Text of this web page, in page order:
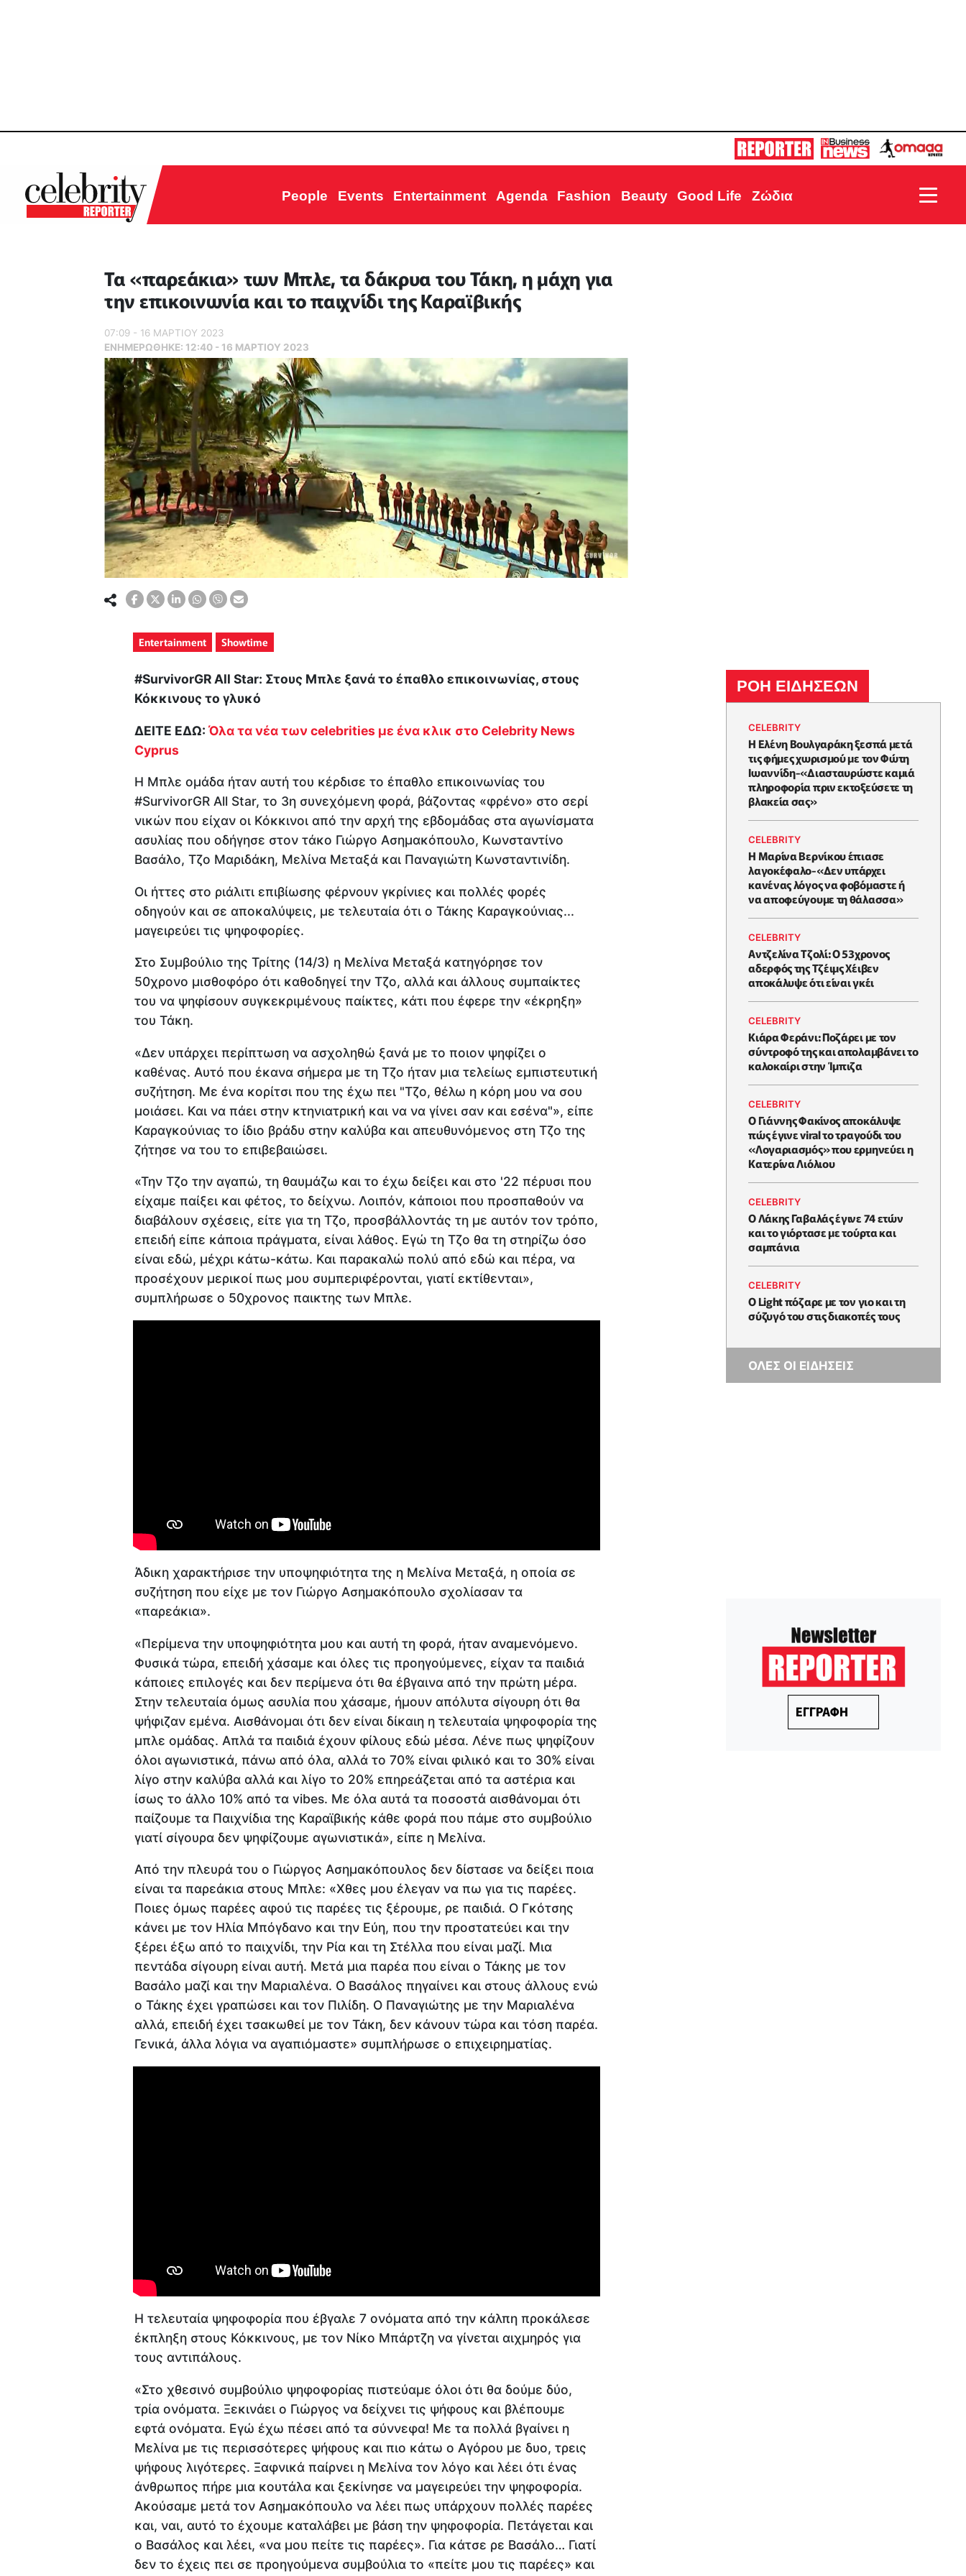
People Events Entertainment Agenda Fashion Beauty Good Life Ζώδια
Τα «παρεάκια» των Μπλε, τα δάκρυα του Τάκη, η μάχη για
την επικοινωνία και το παιχνίδι της Καραϊβικής
07:09 - 16 ΜΑΡΤΙΟΥ 2023
ΕΝΗΜΕΡΏΘΗΚΕ: 12:40 - 16 ΜΑΡΤΙΟΥ 2023
Entertainment Showtime
#SurvivorGR All Star: Στους Μπλε ξανά το έπαθλο επικοινωνίας, στους
Κόκκινους το γλυκό
ΔΕΙΤΕ ΕΔΩ: Όλα τα νέα των celebrities με ένα κλικ στο Celebrity News
Cyprus
Η Μπλε ομάδα ήταν αυτή του κέρδισε το έπαθλο επικοινωνίας του
#SurvivorGR All Star, το 3η συνεχόμενη φορά, βάζοντας «φρένο» στο σερί
νικών που είχαν οι Κόκκινοι από την αρχή της εβδομάδας στα αγωνίσματα
ασυλίας που οδήγησε στον τάκο Γιώργο Ασημακόπουλο, Κωνσταντίνο
Βασάλο, Τζο Μαριδάκη, Μελίνα Μεταξά και Παναγιώτη Κωνσταντινίδη.
Οι ήττες στο ριάλιτι επιβίωσης φέρνουν γκρίνιες και πολλές φορές
οδηγούν και σε αποκαλύψεις, με τελευταία ότι ο Τάκης Καραγκούνιας...
μαγειρεύει τις ψηφοφορίες.
Στο Συμβούλιο της Τρίτης (14/3) η Μελίνα Μεταξά κατηγόρησε τον
50χρονο μισθοφόρο ότι καθοδηγεί την Τζο, αλλά και άλλους συμπαίκτες
του να ψηφίσουν συγκεκριμένους παίκτες, κάτι που έφερε την «έκρηξη»
του Τάκη.
«Δεν υπάρχει περίπτωση να ασχοληθώ ξανά με το ποιον ψηφίζει ο
καθένας. Αυτό που έκανα σήμερα με τη Τζο ήταν μια τελείως εμπιστευτική
συζήτηση. Με ένα κορίτσι που της έχω πει "Τζο, θέλω η κόρη μου να σου
μοιάσει. Και να πάει στην κτηνιατρική και να να γίνει σαν και εσένα"», είπε
Καραγκούνιας το ίδιο βράδυ στην καλύβα και απευθυνόμενος στη Τζο της
ζήτησε να του το επιβεβαιώσει.
«Την Τζο την αγαπώ, τη θαυμάζω και το έχω δείξει και στο '22 πέρυσι που
είχαμε παίξει και φέτος, το δείχνω. Λοιπόν, κάποιοι που προσπαθούν να
διαβάλουν σχέσεις, είτε για τη Τζο, προσβάλλοντάς τη με αυτόν τον τρόπο,
επειδή είπε κάποια πράγματα, είναι λάθος. Εγώ τη Τζο θα τη στηρίζω όσο
είναι εδώ, μέχρι κάτω-κάτω. Και παρακαλώ πολύ από εδώ και πέρα, να
προσέχουν μερικοί πως μου συμπεριφέρονται, γιατί εκτίθενται»,
συμπλήρωσε ο 50χρονος παικτης των Mπλε.
Άδικη χαρακτήρισε την υποψηφιότητα της η Μελίνα Μεταξά, η οποία σε
συζήτηση που είχε με τον Γιώργο Ασημακόπουλο σχολίασαν τα
«παρεάκια».
«Περίμενα την υποψηφιότητα μου και αυτή τη φορά, ήταν αναμενόμενο.
Φυσικά τώρα, επειδή χάσαμε και όλες τις προηγούμενες, είχαν τα παιδιά
κάποιες επιλογές και δεν περίμενα ότι θα έβγαινα από την πρώτη μέρα.
Στην τελευταία όμως ασυλία που χάσαμε, ήμουν απόλυτα σίγουρη ότι θα
ψήφιζαν εμένα. Αισθάνομαι ότι δεν είναι δίκαιη η τελευταία ψηφοφορία της
μπλε ομάδας. Απλά τα παιδιά έχουν φίλους εδώ μέσα. Λένε πως ψηφίζουν
όλοι αγωνιστικά, πάνω από όλα, αλλά το 70% είναι φιλικό και το 30% είναι
λίγο στην καλύβα αλλά και λίγο το 20% επηρεάζεται από τα αστέρια και
ίσως το άλλο 10% από τα vibes. Με όλα αυτά τα ποσοστά αισθάνομαι ότι
παίζουμε τα Παιχνίδια της Καραϊβικής κάθε φορά που πάμε στο συμβούλιο
γιατί σίγουρα δεν ψηφίζουμε αγωνιστικά», είπε η Μελίνα.
Από την πλευρά του ο Γιώργος Ασημακόπουλος δεν δίστασε να δείξει ποια
είναι τα παρεάκια στους Μπλε: «Χθες μου έλεγαν να πω για τις παρέες.
Ποιες όμως παρέες αφού τις παρέες τις ξέρουμε, ρε παιδιά. Ο Γκότσης
κάνει με τον Ηλία Μπόγδανο και την Εύη, που την προστατεύει και την
ξέρει έξω από το παιχνίδι, την Ρία και τη Στέλλα που είναι μαζί. Μια
πεντάδα σίγουρη είναι αυτή. Μετά μια παρέα που είναι ο Τάκης με τον
Βασάλο μαζί και την Μαριαλένα. Ο Βασάλος πηγαίνει και στους άλλους ενώ
ο Τάκης έχει γραπώσει και τον Πιλίδη. Ο Παναγιώτης με την Μαριαλένα
αλλά, επειδή έχει τσακωθεί με τον Τάκη, δεν κάνουν τώρα και τόση παρέα.
Γενικά, άλλα λόγια να αγαπιόμαστε» συμπλήρωσε ο επιχειρηματίας.
Η τελευταία ψηφοφορία που έβγαλε 7 ονόματα από την κάλπη προκάλεσε
έκπληξη στους Κόκκινους, με τον Νίκο Μπάρτζη να γίνεται αιχμηρός για
τους αντιπάλους.
«Στο χθεσινό συμβούλιο ψηφοφορίας πιστεύαμε όλοι ότι θα δούμε δύο,
τρία ονόματα. Ξεκινάει ο Γιώργος να δείχνει τις ψήφους και βλέπουμε
εφτά ονόματα. Εγώ έχω πέσει από τα σύννεφα! Με τα πολλά βγαίνει η
Μελίνα με τις περισσότερες ψήφους και πιο κάτω ο Αγόρου με δυο, τρεις
ψήφους λιγότερες. Ξαφνικά παίρνει η Μελίνα τον λόγο και λέει ότι ένας
άνθρωπος πήρε μια κουτάλα και ξεκίνησε να μαγειρεύει την ψηφοφορία.
Ακούσαμε μετά τον Ασημακόπουλο να λέει πως υπάρχουν πολλές παρέες
και, ναι, αυτό το έχουμε καταλάβει με βάση την ψηφοφορία. Πετάγεται και
ο Βασάλος και λέει, «να μου πείτε τις παρέες». Για κάτσε ρε Βασάλο… Γιατί
δεν το έχεις πει σε προηγούμενα συμβούλια το «πείτε μου τις παρέες» και
ΡΟΗ ΕΙΔΗΣΕΩΝ
CELEBRITY
Η Ελένη Βουλγαράκη ξεσπά μετά
τις φήμες χωρισμού με τον Φώτη
Ιωαννίδη-«Διασταυρώστε καμιά
πληροφορία πριν εκτοξεύσετε τη
βλακεία σας»
CELEBRITY
Η Μαρίνα Βερνίκου έπιασε
λαγοκέφαλο-«Δεν υπάρχει
κανένας λόγος να φοβόμαστε ή
να αποφεύγουμε τη θάλασσα»
CELEBRITY
Αντζελίνα Τζολί: Ο 53χρονος
αδερφός της Τζέιμς Χέιβεν
αποκάλυψε ότι είναι γκέι
CELEBRITY
Κιάρα Φεράνι: Ποζάρει με τον
σύντροφό της και απολαμβάνει το
καλοκαίρι στην Ίμπιζα
CELEBRITY
Ο Γιάννης Φακίνος αποκάλυψε
πώς έγινε viral το τραγούδι του
«Λογαριασμός» που ερμηνεύει η
Κατερίνα Λιόλιου
CELEBRITY
Ο Λάκης Γαβαλάς έγινε 74 ετών
και το γιόρτασε με τούρτα και
σαμπάνια
CELEBRITY
Ο Light πόζαρε με τον γιο και τη
σύζυγό του στις διακοπές τους
ΟΛΕΣ ΟΙ ΕΙΔΗΣΕΙΣ
ΕΓΓΡΑΦΗ